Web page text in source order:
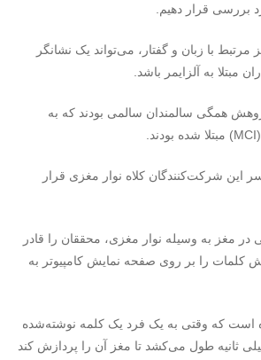
بررسی قرار دهیم.
مرتبط با زبان و گفتار، می‌تواند یک نشانگر
مبتلا به آلزایمر باشد.
همگی سالمندان سالمی بودند که به
MCI) مبتلا شده بودند.
این شرکت‌کنندگان کلاه نوار مغزی قرار
مغز به وسیله نوار مغزی، محققان را قادر
کلمات را بر روی صفحه نمایش کامپیوتر به
است که وقتی به یک فرد یک کلمه نوشته‌شده
نشان می‌دهند، ۲۵۰ میلی ثانیه طول می‌کشد تا مغز آن را پردازش کند